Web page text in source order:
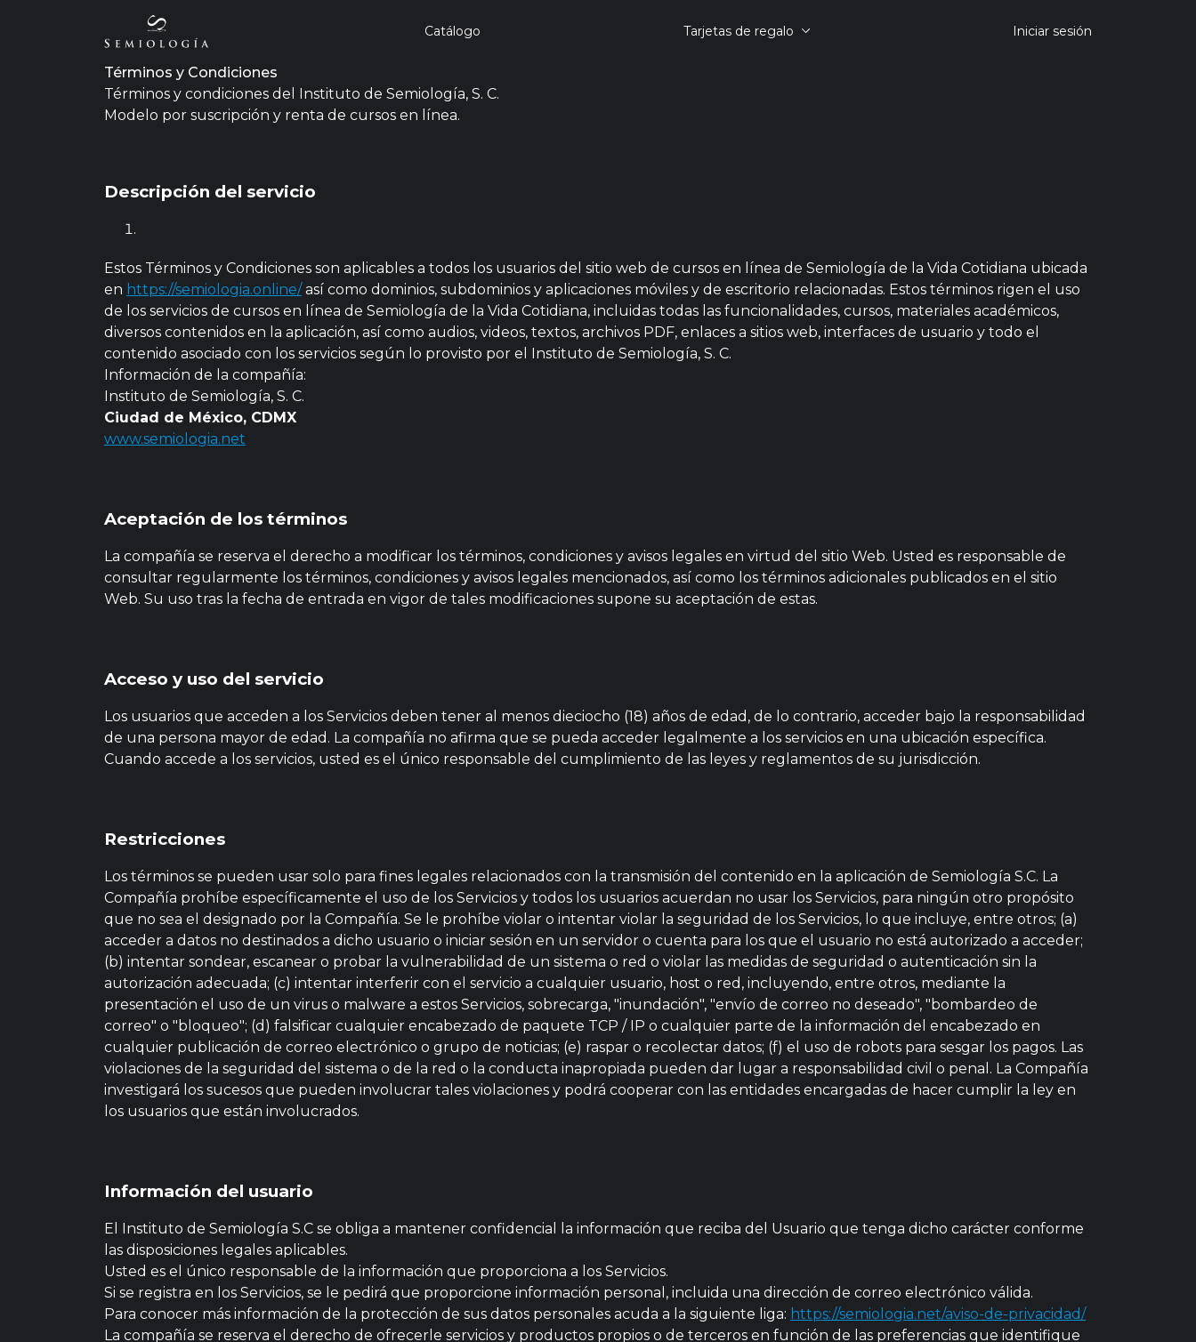
Catálogo Tarjetas de regalo Iniciar sesión
Términos y Condiciones
Términos y condiciones del Instituto de Semiología, S. C.
Modelo por suscripción y renta de cursos en línea.
Descripción del servicio
Estos Términos y Condiciones son aplicables a todos los usuarios del sitio web de cursos en línea de Semiología de la Vida Cotidiana ubicada
en https://semiologia.online/así como dominios, subdominios y aplicaciones móviles y de escritorio relacionadas. Estos términos rigen el uso
de los servicios de cursos en línea de Semiología de la Vida Cotidiana, incluidas todas las funcionalidades, cursos, materiales académicos,
diversos contenidos en la aplicación, así como audios, videos, textos, archivos PDF, enlaces a sitios web, interfaces de usuario y todo el
contenido asociado con los servicios según lo provisto por el Instituto de Semiología, S. C.
Información de la compañía:
Instituto de Semiología, S. C.
Ciudad de México, CDMX
www.semiologia.net
Aceptación de los términos
La compañía se reserva el derecho a modificar los términos, condiciones y avisos legales en virtud del sitio Web. Usted es responsable de
consultar regularmente los términos, condiciones y avisos legales mencionados, así como los términos adicionales publicados en el sitio
Web. Su uso tras la fecha de entrada en vigor de tales modificaciones supone su aceptación de estas.
Acceso y uso del servicio
Los usuarios que acceden a los Servicios deben tener al menos dieciocho (18) años de edad, de lo contrario, acceder bajo la responsabilidad
de una persona mayor de edad. La compañía no afirma que se pueda acceder legalmente a los servicios en una ubicación específica.
Cuando accede a los servicios, usted es el único responsable del cumplimiento de las leyes y reglamentos de su jurisdicción.
Restricciones
Los términos se pueden usar solo para fines legales relacionados con la transmisión del contenido en la aplicación de Semiología S.C. La
Compañía prohíbe específicamente el uso de los Servicios y todos los usuarios acuerdan no usar los Servicios, para ningún otro propósito
que no sea el designado por la Compañía. Se le prohíbe violar o intentar violar la seguridad de los Servicios, lo que incluye, entre otros; (a)
acceder a datos no destinados a dicho usuario o iniciar sesión en un servidor o cuenta para los que el usuario no está autorizado a acceder;
(b) intentar sondear, escanear o probar la vulnerabilidad de un sistema o red o violar las medidas de seguridad o autenticación sin la
autorización adecuada; (c) intentar interferir con el servicio a cualquier usuario, host o red, incluyendo, entre otros, mediante la
presentación el uso de un virus o malware a estos Servicios, sobrecarga, "inundación", "envío de correo no deseado", "bombardeo de
correo" o "bloqueo"; (d) falsificar cualquier encabezado de paquete TCP / IP o cualquier parte de la información del encabezado en
cualquier publicación de correo electrónico o grupo de noticias; (e) raspar o recolectar datos; (f) el uso de robots para sesgar los pagos. Las
violaciones de la seguridad del sistema o de la red o la conducta inapropiada pueden dar lugar a responsabilidad civil o penal. La Compañía
investigará los sucesos que pueden involucrar tales violaciones y podrá cooperar con las entidades encargadas de hacer cumplir la ley en
los usuarios que están involucrados.
Información del usuario
El Instituto de Semiología S.C se obliga a mantener confidencial la información que reciba del Usuario que tenga dicho carácter conforme
las disposiciones legales aplicables.
Usted es el único responsable de la información que proporciona a los Servicios.
Si se registra en los Servicios, se le pedirá que proporcione información personal, incluida una dirección de correo electrónico válida.
Para conocer más información de la protección de sus datos personales acuda a la siguiente liga: https://semiologia.net/aviso-de-privacidad/
La compañía se reserva el derecho de ofrecerle servicios y productos propios o de terceros en función de las preferencias que identifique